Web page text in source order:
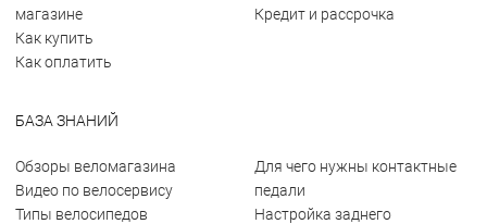
магазине
Как купить
Как оплатить
Кредит и рассрочка
БАЗА ЗНАНИЙ
Обзоры веломагазина
Видео по велосервису
Типы велосипедов
Для чего нужны контактные
педали
Настройка заднего